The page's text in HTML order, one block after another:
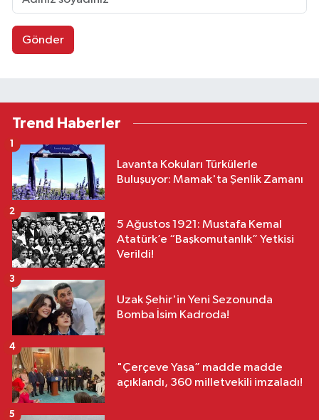
Gönder
Trend Haberler
Lavanta Kokuları Türkülerle
Buluşuyor: Mamak'ta Şenlik Zamanı
1
5 Ağustos 1921: Mustafa Kemal
Atatürk’e “Başkomutanlık” Yetkisi
Verildi!
2
Uzak Şehir'in Yeni Sezonunda
Bomba İsim Kadroda!
3
"Çerçeve Yasa” madde madde
açıklandı, 360 milletvekili imzaladı!
4
5